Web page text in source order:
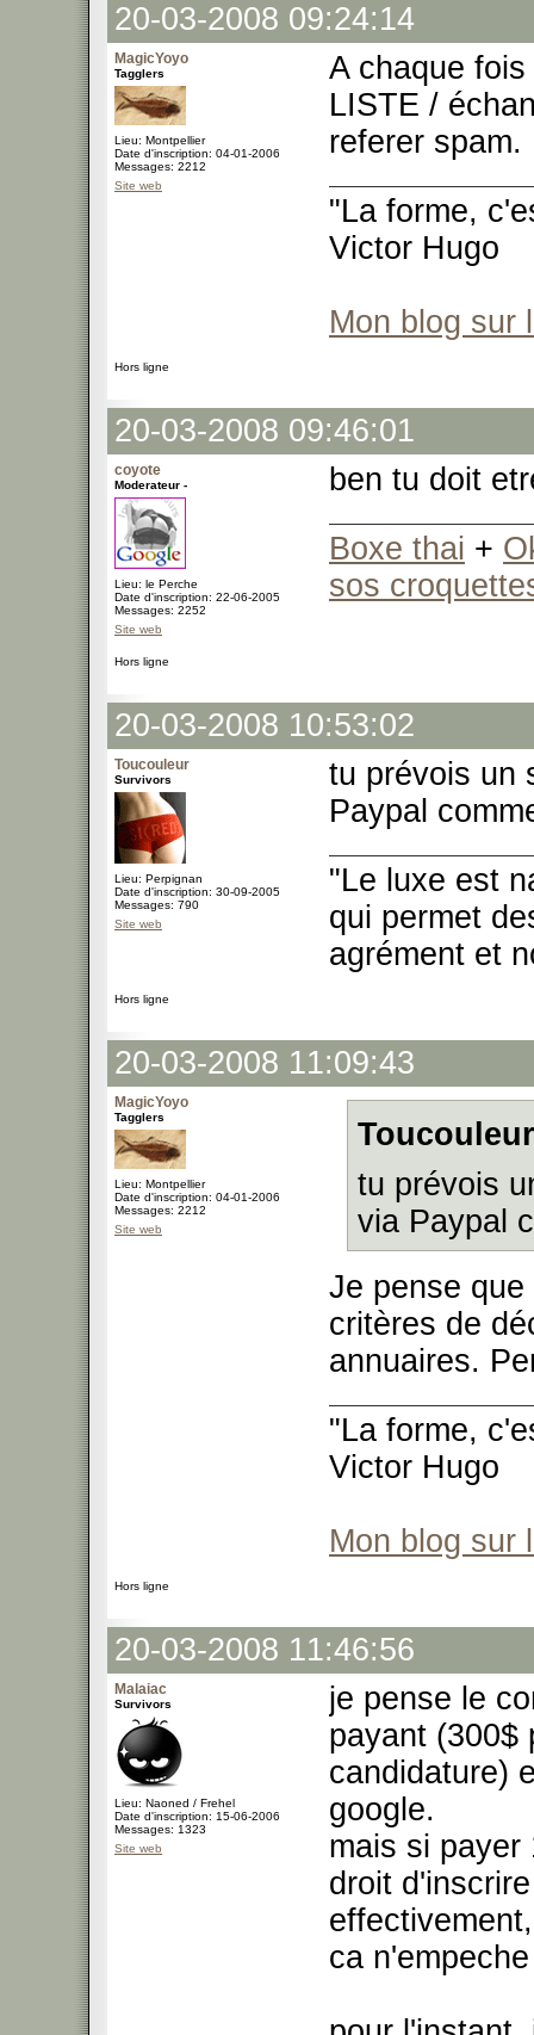
20-03-2008 09:24:14
MagicYoyo
Tagglers
Lieu: Montpellier
Date d'inscription: 04-01-2006
Messages: 2212
Site web
A chaque
LISTE /
referer spam.
"La forme,
Victor Hugo
Mon blog sur
Hors ligne
20-03-2008 09:46:01
coyote
Moderateur -
Lieu: le Perche
Date d'inscription: 22-06-2005
Messages: 2252
Site web
ben tu doit
Boxe thai +
sos
Hors ligne
20-03-2008 10:53:02
Toucouleur
Survivors
Lieu: Perpignan
Date d'inscription: 30-09-2005
Messages: 790
Site web
tu prévois un
Paypal
"Le luxe est
qui permet
agrément et
Hors ligne
20-03-2008 11:09:43
MagicYoyo
Tagglers
Lieu: Montpellier
Date d'inscription: 04-01-2006
Messages: 2212
Site web
tu prévois
via Paypal
Je pense
critères de
annuaires.
"La forme,
Victor Hugo
Mon blog sur
Hors ligne
20-03-2008 11:46:56
Malaiac
Survivors
Lieu: Naoned / Frehel
Date d'inscription: 15-06-2006
Messages: 1323
Site web
je pense le
payant (300$
candidature)
google.
mais si payer
droit
ca